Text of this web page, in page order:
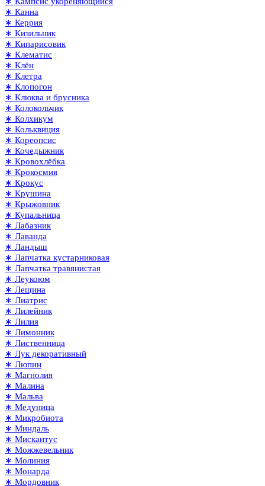
∗ Канна
∗ Керрия
∗ Кизильник
∗ Кипарисовик
∗ Клематис
∗ Клён
∗ Клетра
∗ Клопогон
∗ Клюква и брусника
∗ Колокольчик
∗ Колхикум
∗ Кольквиция
∗ Кореопсис
∗ Кочедыжник
∗ Кровохлёбка
∗ Крокосмия
∗ Крокус
∗ Крушина
∗ Крыжовник
∗ Купальница
∗ Лабазник
∗ Лаванда
∗ Ландыш
∗ Лапчатка кустарниковая
∗ Лапчатка травянистая
∗ Леукоюм
∗ Лещина
∗ Лиатрис
∗ Лилейник
∗ Лилия
∗ Лимонник
∗ Лиственница
∗ Лук декоративный
∗ Люпин
∗ Магнолия
∗ Малина
∗ Мальва
∗ Медуница
∗ Микробиота
∗ Миндаль
∗ Мискантус
∗ Можжевельник
∗ Молиния
∗ Монарда
∗ Мордовник